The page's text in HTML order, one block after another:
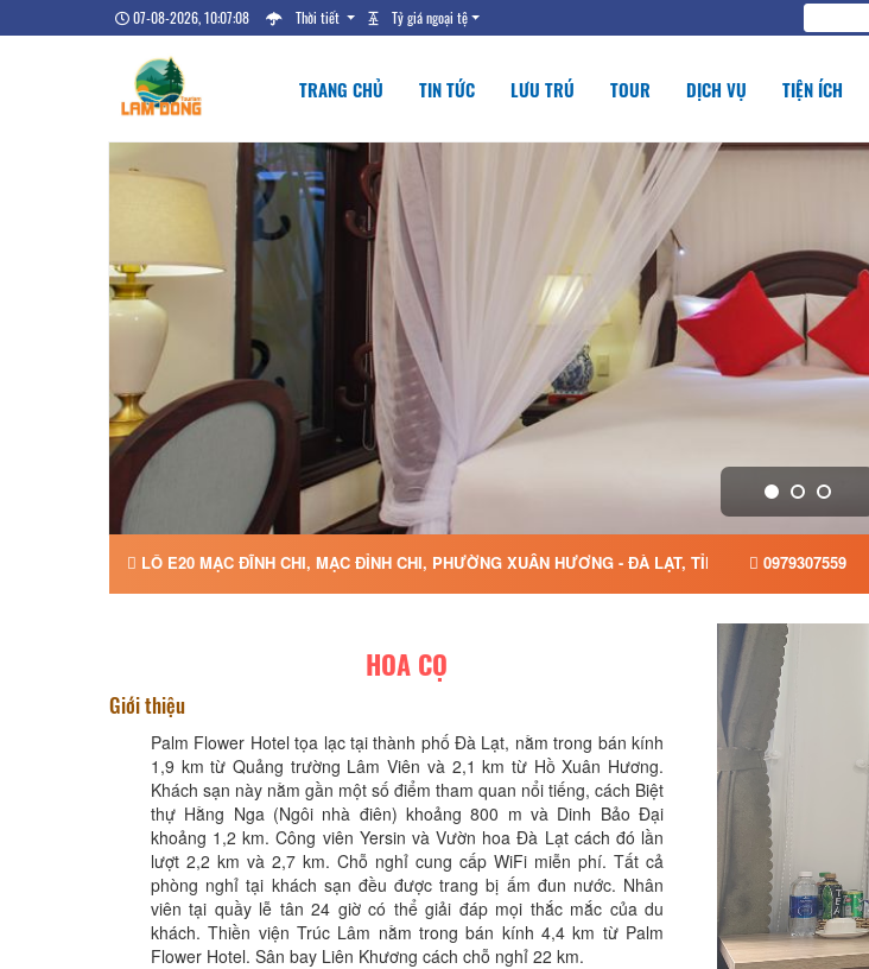
07-08-2026, 10:07:09 Thời tiết Tỷ giá ngoại tệ
TRANG CHỦ TIN TỨC LƯU TRÚ TOUR DỊCH VỤ TIỆN ÍCH
LÔ E20 MẠC ĐĨNH CHI, MẠC ĐỈNH CHI, PHƯỜNG XUÂN HƯƠNG - ĐÀ LẠT, TỈNH LÂM ĐỒNG
0979307559
HOA CỌ
Giới thiệu
Palm Flower Hotel tọa lạc tại thành phố Đà Lạt, nằm trong bán kính
1,9 km từ Quảng trường Lâm Viên và 2,1 km từ Hồ Xuân Hương.
Khách sạn này nằm gần một số điểm tham quan nổi tiếng, cách Biệt
thự Hằng Nga (Ngôi nhà điên) khoảng 800 m và Dinh Bảo Đại
khoảng 1,2 km. Công viên Yersin và Vườn hoa Đà Lạt cách đó lần
lượt 2,2 km và 2,7 km. Chỗ nghỉ cung cấp WiFi miễn phí. Tất cả
phòng nghỉ tại khách sạn đều được trang bị ấm đun nước. Nhân
viên tại quầy lễ tân 24 giờ có thể giải đáp mọi thắc mắc của du
khách. Thiền viện Trúc Lâm nằm trong bán kính 4,4 km từ Palm
Flower Hotel. Sân bay Liên Khương cách chỗ nghỉ 22 km.